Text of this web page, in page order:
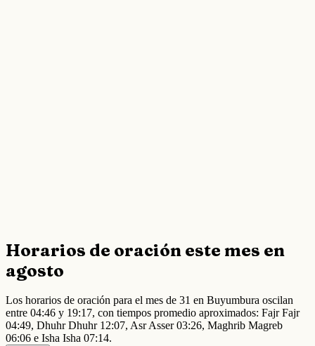
Horarios de oración este mes en
agosto
Los horarios de oración para el mes de 31 en Buyumbura oscilan
entre 04:46 y 19:17, con tiempos promedio aproximados: Fajr Fajr
04:49, Dhuhr Dhuhr 12:07, Asr Asser 03:26, Maghrib Magreb
06:06 e Isha Isha 07:14.